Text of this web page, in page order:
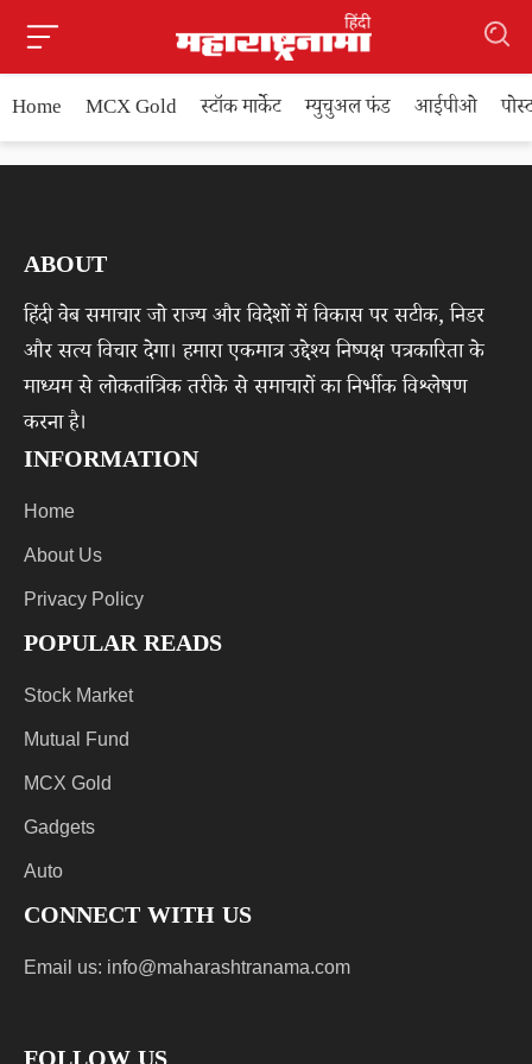
Home MCX Gold स्टॉक मार्केट म्युचुअल फंड आईपीओ
ABOUT
हिंदी वेब समाचार जो राज्य और विदेशों में विकास पर सटीक, निडर
और सत्य विचार देगा। हमारा एकमात्र उद्देश्य निष्पक्ष पत्रकारिता के
माध्यम से लोकतांत्रिक तरीके से समाचारों का निर्भीक विश्लेषण
करना है।
INFORMATION
Home
About Us
Privacy Policy
POPULAR READS
Stock Market
Mutual Fund
MCX Gold
Gadgets
Auto
CONNECT WITH US
Email us: info@maharashtranama.com